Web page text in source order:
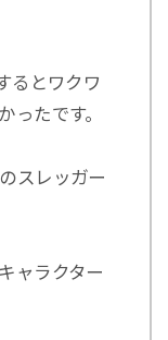
るとワクワ
ったです。
スレッガー
ャラクター